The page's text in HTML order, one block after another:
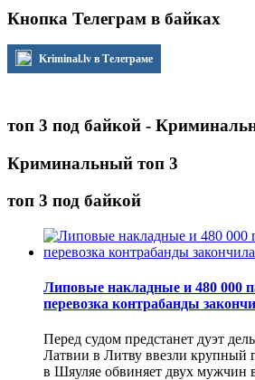
Кнопка Телеграм в байках
Kriminal.lv в Телеграме
топ 3 под байкой -
Криминальный топ 3
топ 3 под байкой
Липовые накладные и 480 000
перевозка контрабанды
Перед судом предстанет дуэт
Латвии в Литву ввезли крупный
в Шяуляе обвиняет двух мужчин